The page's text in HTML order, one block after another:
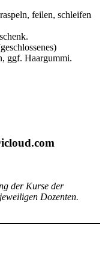
feilen, schleifen
ggf. Haargummi.
der Kurse der
Dozenten.